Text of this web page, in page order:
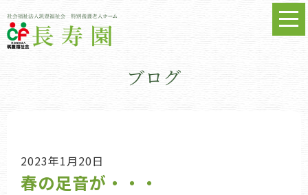
ブログ
2023年1月20日
春の足音が・・・